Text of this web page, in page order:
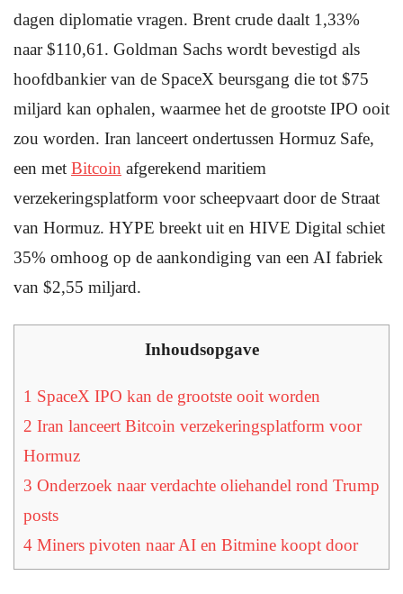
dagen diplomatie vragen. Brent crude daalt 1,33%
naar $110,61. Goldman Sachs wordt bevestigd als
hoofdbankier van de SpaceX beursgang die tot $75
miljard kan ophalen, waarmee het de grootste IPO ooit
zou worden. Iran lanceert ondertussen Hormuz Safe,
een met Bitcoin afgerekend maritiem
verzekeringsplatform voor scheepvaart door de Straat
van Hormuz. HYPE breekt uit en HIVE Digital schiet
35% omhoog op de aankondiging van een AI fabriek
van $2,55 miljard.
Inhoudsopgave
1 SpaceX IPO kan de grootste ooit worden
2 Iran lanceert Bitcoin verzekeringsplatform voor
Hormuz
3 Onderzoek naar verdachte oliehandel rond Trump
posts
4 Miners pivoten naar AI en Bitmine koopt door